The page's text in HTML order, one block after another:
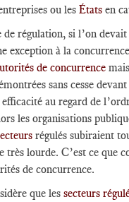
ou les États en
régulation, si l’on
exception à la
de concurrence
sans cesse devant
au regard de
les organisations
régulés subiraient
très lourde. C’est ce que
de concurrence.
que les secteurs